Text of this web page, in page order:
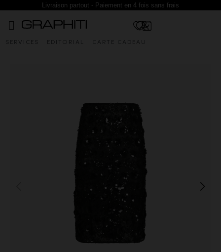
Livraison partout - Paiement en 4 fois sans frais
SERVICES EDITORIAL CARTE CADEAU